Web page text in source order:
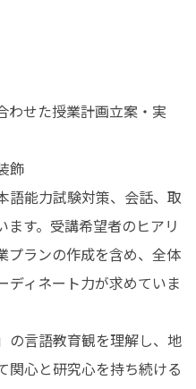
わせた授業計画立案・実
飾
能力試験対策、会話、取
ます。受講希望者のヒアリ
プランの作成を含め、全体
ディネート力が求めていま
言語教育観を理解し、地
関心と研究心を持ち続ける